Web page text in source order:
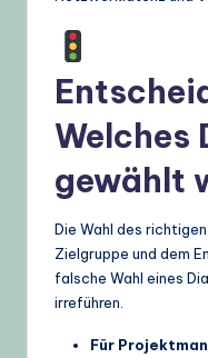
Welches
gewählt
Die Wahl des
Zielgruppe und dem
falsche Wahl eines
irreführen.
Für